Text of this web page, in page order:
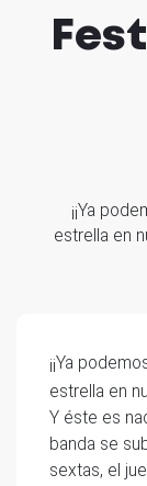
¡¡Ya
estrella en
¡¡Ya
estrella en
Y éste es
banda se
sextas, el